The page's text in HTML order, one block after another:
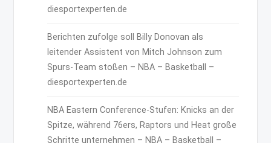
diesportexperten.de
Berichten zufolge soll Billy Donovan als
leitender Assistent von Mitch Johnson zum
Spurs-Team stoßen – NBA – Basketball –
diesportexperten.de
NBA Eastern Conference-Stufen: Knicks an der
Spitze, während 76ers, Raptors und Heat große
Schritte unternehmen – NBA – Basketball –